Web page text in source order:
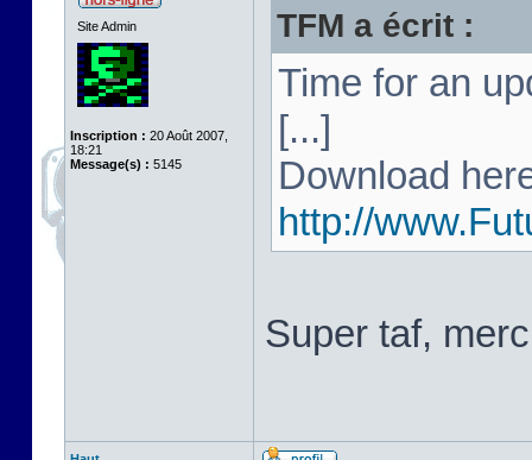
Site Admin
Inscription : 20 Août 2007,
18:21
Message(s) : 5145
TFM a écrit :
Time for an
[...]
Download
http://
Super taf,